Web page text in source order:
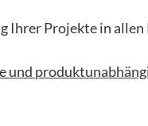
Ihrer Projekte in allen